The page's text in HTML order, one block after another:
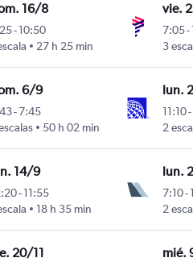
16/8
-10:50
27 h 25 min
vie.
7:05-
3
6/9
-7:45
50 h 02 min
lun.
11:10-
2
14/9
-11:55
18 h 35 min
lun.
7:10-
2
20/11 mié.